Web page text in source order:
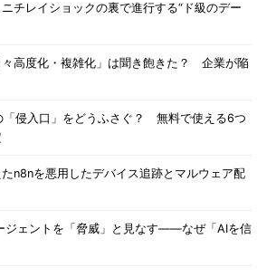
チレイショックの裏で進行する“ド級のデー
々高度化・複雑化」は聞き飽きた？ 企業が陥
「侵入口」をどうふさぐ？ 無料で使える6つ
たn8nを悪用したデバイス追跡とマルウェア配
ジェントを「脅威」と見なす――なぜ「AIを信